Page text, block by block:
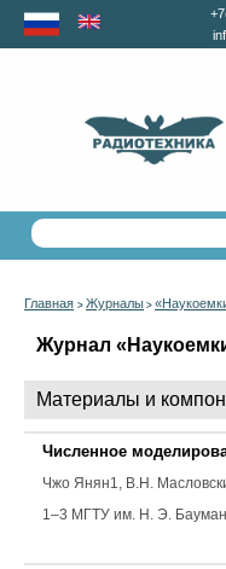
Главная > Журналы >
Журнал
Материалы и
Численное
Чжо Янян1, В.Н.
1–3 МГТУ им. Н. Э.